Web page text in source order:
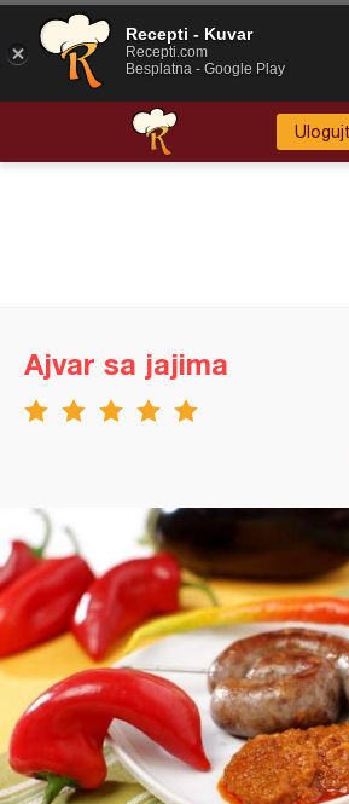
Ajvar sa jajima
Recepti - Kuvar
Recepti.com
Besplatna - Google Play